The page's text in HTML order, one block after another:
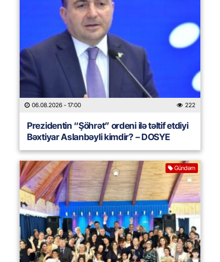
06.08.2026 - 17:00 222
Prezidentin “Şöhrət” ordeni ilə təltif etdiyi
Bəxtiyar Aslanbəyli kimdir? – DOSYE
Gündəm